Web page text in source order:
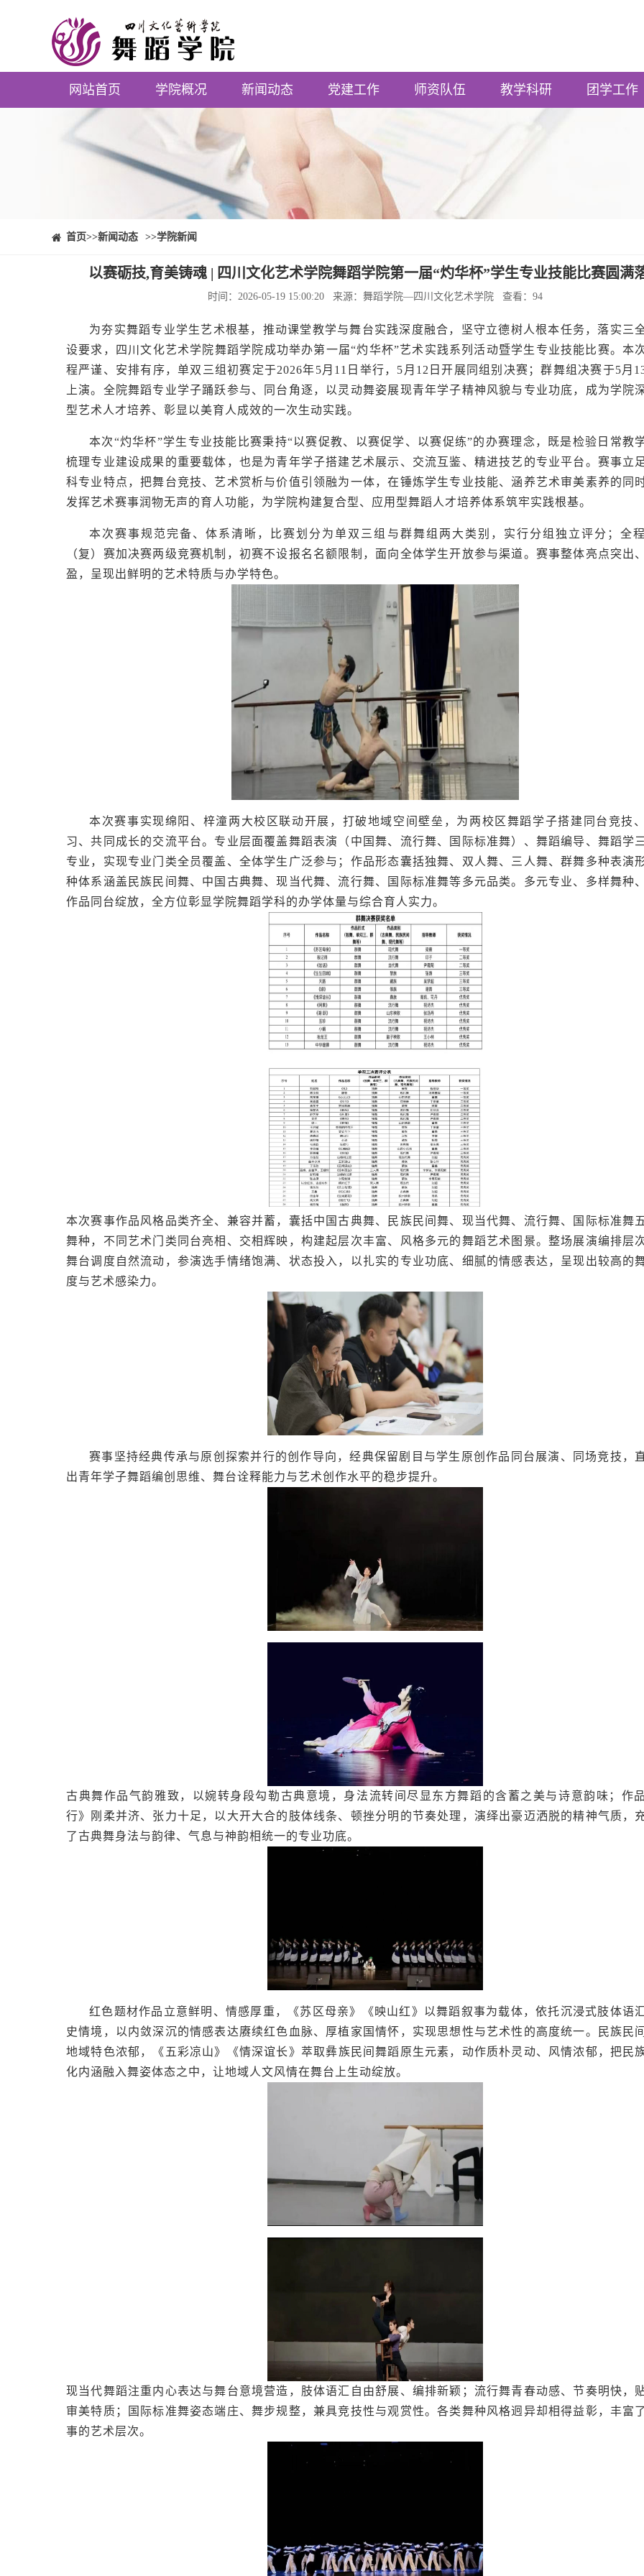
网站首页 学院概况 新闻动态 党建工作 师资队伍 教学科研 团学工作
⠀⠀首页>>新闻动态 >>学院新闻
以赛砺技,育美铸魂 | 四川文化艺术学院舞蹈学院第一届“灼华杯”学生专业技能比赛圆满
时间：2026-05-19 15:00:20 来源：舞蹈学院—四川文化艺术学院 查看： 94
为夯实舞蹈专业学生艺术根基，推动课堂教学与舞台实践深度融合，坚守立德树人根本任务，落实三
设要求，四川文化艺术学院舞蹈学院成功举办第一届“灼华杯”艺术实践系列活动暨学生专业技能比赛。本
程严谨、安排有序，单双三组初赛定于2026年5月11日举行，5月12日开展同组别决赛；群舞组决赛于5月
上演。全院舞蹈专业学子踊跃参与、同台角逐，以灵动舞姿展现青年学子精神风貌与专业功底，成为学院
型艺术人才培养、彰显以美育人成效的一次生动实践。
本次“灼华杯”学生专业技能比赛秉持“以赛促教、以赛促学、以赛促练”的办赛理念，既是检验日常教
梳理专业建设成果的重要载体，也是为青年学子搭建艺术展示、交流互鉴、精进技艺的专业平台。赛事立
科专业特点，把舞台竞技、艺术赏析与价值引领融为一体，在锤炼学生专业技能、涵养艺术审美素养的同
发挥艺术赛事润物无声的育人功能，为学院构建复合型、应用型舞蹈人才培养体系筑牢实践根基。
本次赛事规范完备、体系清晰，比赛划分为单双三组与群舞组两大类别，实行分组独立评分；全
（复）赛加决赛两级竞赛机制，初赛不设报名名额限制，面向全体学生开放参与渠道。赛事整体亮点突出
盈，呈现出鲜明的艺术特质与办学特色。
本次赛事实现绵阳、梓潼两大校区联动开展，打破地域空间壁垒，为两校区舞蹈学子搭建同台竞技
习、共同成长的交流平台。专业层面覆盖舞蹈表演（中国舞、流行舞、国际标准舞）、舞蹈编导、舞蹈学
专业，实现专业门类全员覆盖、全体学生广泛参与；作品形态囊括独舞、双人舞、三人舞、群舞多种表演
种体系涵盖民族民间舞、中国古典舞、现当代舞、流行舞、
国际标准舞等多元品类。多元专业、多样舞种
作品同台绽放，全方位彰显学院舞蹈学科的办学体量与综合育人实力。
本次赛事作品风格品类齐全、兼容并蓄，囊括中国古典舞、民族民间舞、现当代舞、流行舞、国际标准舞
舞种，不同艺术门类同台亮相、交相辉映，构建起层次丰富、风格多元的舞蹈艺术图景。整场展演编排层
舞台调度自然流动，参演选手情绪饱满、状态投入，以扎实的专业功底、细腻的情感表达，呈现出较高的
度与艺术感染力。
赛事坚持经典传承与原创探索并行的创作导向，经典保留剧目与学生原创作品同台展演、同场竞技，
出青年学子舞蹈编创思维、舞台诠释能力与艺术创作水平的稳步提升。
古典舞作品气韵雅致，以婉转身段勾勒古典意境，身法流转间尽显东方舞蹈的含蓄之美与诗意韵味；作
行》刚柔并济、张力十足，以大开大合的肢体线条、顿挫分明的节奏处理，演绎出豪迈洒脱的精神气质，
了古典舞身法与韵律、气息与神韵相统一的专业功底。
红色题材作品立意鲜明、情感厚重，《苏区母亲》 《映山红》 以舞蹈叙事为载体，依托沉浸式肢体语
史情境，以内敛深沉的情感表达赓续红色血脉、厚植家国情怀，实现思想性与艺术性的高度统一。民族民
地域特色浓郁，《五彩凉山》
《情深谊长》 萃取彝族民间舞蹈原生元素，动作质朴灵动、风情浓郁，把民
化内涵融入舞姿体态之中，让地域人文风情在舞台上生动绽放。
现当代舞蹈注重内心表达与舞台意境营造，肢体语汇自由舒展、编排新颖；流行舞青春动感、节奏明快，
审美特质；国际标准舞姿态端庄、舞步规整，兼具竞技性与观赏性。各类舞种风格迥异却相得益彰，丰富
事的艺术层次。